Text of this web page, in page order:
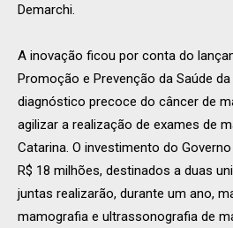
Demarchi.
A inovação ficou por conta do
Promoção e Prevenção da Saúde
diagnóstico precoce do câncer de
agilizar a realização de exames de
Catarina. O investimento do
R$ 18 milhões, destinados a duas
juntas realizarão, durante um ano,
mamografia e ultrassonografia de